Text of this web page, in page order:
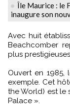
Île Maurice : le
inaugure son
Avec huit établissements à Maurice et un aux Seychelles,
Beachcomber
plus
Ouvert en 1985,
exemple. Cet
the World) est le
Palace ».